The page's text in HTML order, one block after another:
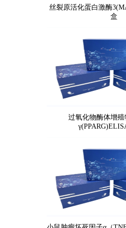
丝裂原活化蛋白激酶
盒
过氧化物酶体增